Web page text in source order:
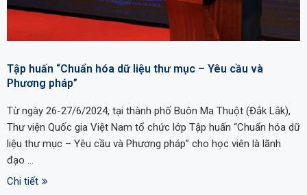
Tập huấn “Chuẩn hóa dữ liệu thư mục – Yêu cầu và
Phương pháp”
Từ ngày 26-27/6/2024, tại thành phố Buôn Ma Thuột (Đắk Lắk),
Thư viện Quốc gia Việt Nam tổ chức lớp Tập huấn “Chuẩn hóa dữ
liệu thư mục – Yêu cầu và Phương pháp” cho học viên là lãnh
đạo …
Chi tiết